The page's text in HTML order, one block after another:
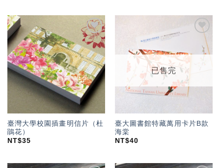
加入
「願
望輕
單」
臺灣大學校園插畫明信片（杜
鵑花）
NT$35
加入
「願
望輕
已售完
臺大圖書館特藏萬用卡片B款
海棠
NT$40